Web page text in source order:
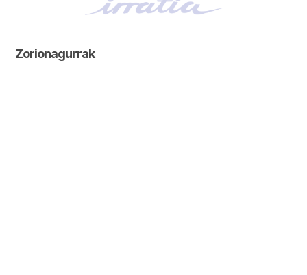
Zorionagurrak